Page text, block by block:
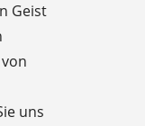
Geist
uns